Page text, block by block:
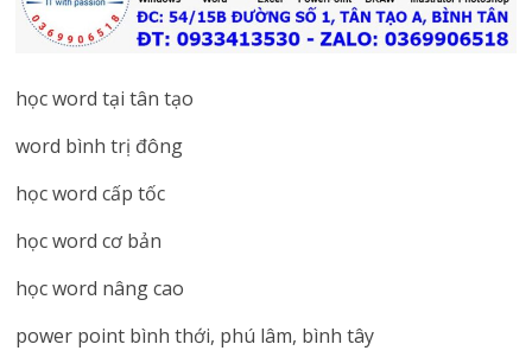
học word tại tân tạo
word bình trị đông
học word cấp tốc
học word cơ bản
học word nâng cao
power point bình thới, phú lâm, bình tây